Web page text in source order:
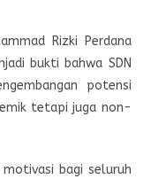
Rizki Perdana
bukti bahwa SDN
potensi
tetapi juga non-
bagi seluruh